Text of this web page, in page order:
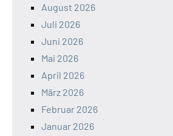
August 2026
Juli 2026
Juni 2026
Mai 2026
April 2026
März 2026
Februar 2026
Januar 2026